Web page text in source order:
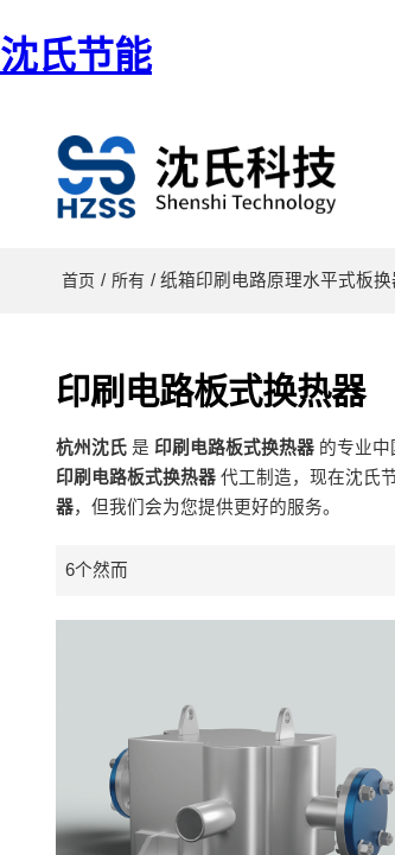
沈氏节能
首页 / 所有 / 纸箱印刷电路原理水平式板换
印刷电路板式换热器
杭州沈氏是 印刷电路板式换热器的专业中
印刷电路板式换热器代工制造，现在沈氏
器，但我们会为您提供更好的服务。
6个然而